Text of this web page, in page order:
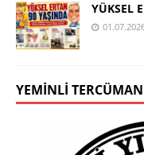
YÜKSEL
YEMINLI